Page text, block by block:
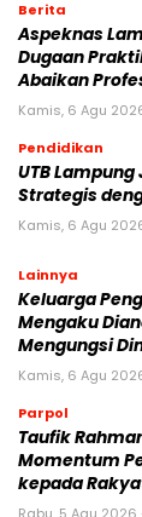
Berita
Aspeknas
Dugaan
Abaikan
Kamis, 6 Agu
Pendidikan
UTB
Strategis
Kamis, 6 Agu
Lainnya
Keluarga
Mengaku
Mengungsi
Kamis, 6 Agu
Parpol
Taufik
Momentum
kepada